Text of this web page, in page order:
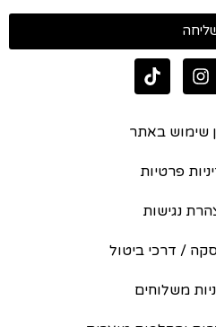
שימוש באתר
פרטיות
נגישות
/ דרכי ביטול
משלוחים